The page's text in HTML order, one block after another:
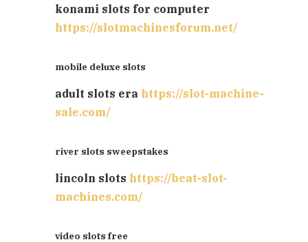
konami slots for computer
https://slotmachinesforum.net/
mobile deluxe slots
adult slots era https://slot-machine-
sale.com/
river slots sweepstakes
lincoln slots https://beat-slot-
machines.com/
video slots free